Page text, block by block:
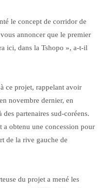
le concept de corridor de
annoncer que le premier
ici, dans la Tshopo », a-t-il
ce projet, rappelant avoir
novembre dernier, en
des partenaires sud-coréens.
a obtenu une concession pour
de la rive gauche de
du projet a mené les